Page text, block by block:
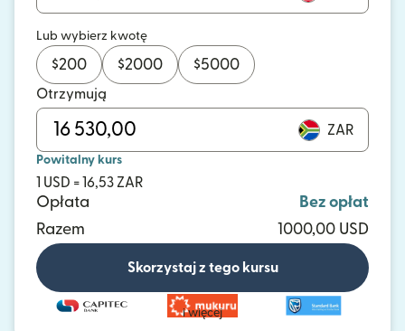
Lub wybierz kwotę
$200 $2000 $5000
Otrzymują
ZAR
Powitalny kurs
1 USD = 16,53 ZAR
Opłata
Bez opłat
Razem
1000,00 USD
Skorzystaj z tego kursu
i więcej